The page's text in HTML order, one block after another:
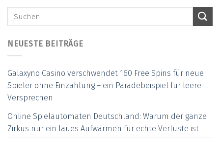
NEUESTE BEITRÄGE
Galaxyno Casino verschwendet 160 Free Spins für neue
Spieler ohne Einzahlung – ein Paradebeispiel für leere
Versprechen
Online Spielautomaten Deutschland: Warum der ganze
Zirkus nur ein laues Aufwärmen für echte Verluste ist